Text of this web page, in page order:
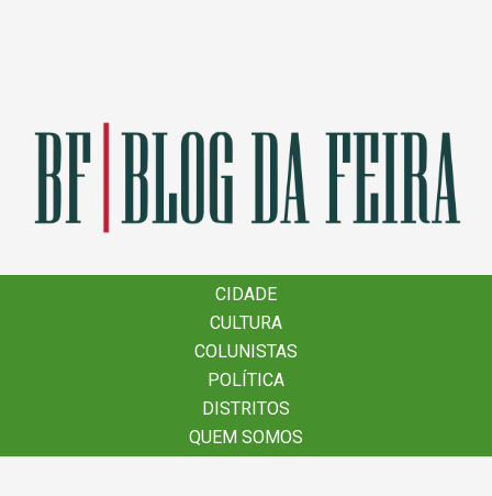
CIDADE
CULTURA
COLUNISTAS
POLÍTICA
DISTRITOS
QUEM SOMOS
CIDADE
CULTURA
COLUNISTAS
POLÍTICA
DISTRITOS
QUEM SOMOS